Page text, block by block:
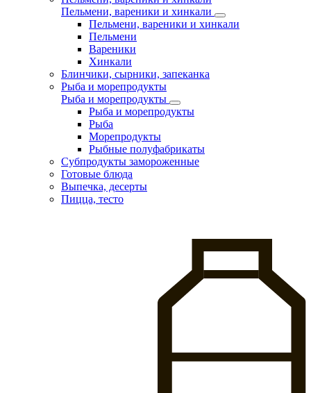
Пельмени, вареники и хинкали
Пельмени, вареники и хинкали
Пельмени
Вареники
Хинкали
Блинчики, сырники, запеканка
Рыба и морепродукты
Рыба и морепродукты
Рыба и морепродукты
Рыба
Морепродукты
Рыбные полуфабрикаты
Субпродукты замороженные
Готовые блюда
Выпечка, десерты
Пицца, тесто